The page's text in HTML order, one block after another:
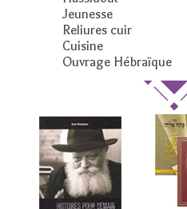
Jeunesse
Reliures cuir
Cuisine
Ouvrage Hébraïque